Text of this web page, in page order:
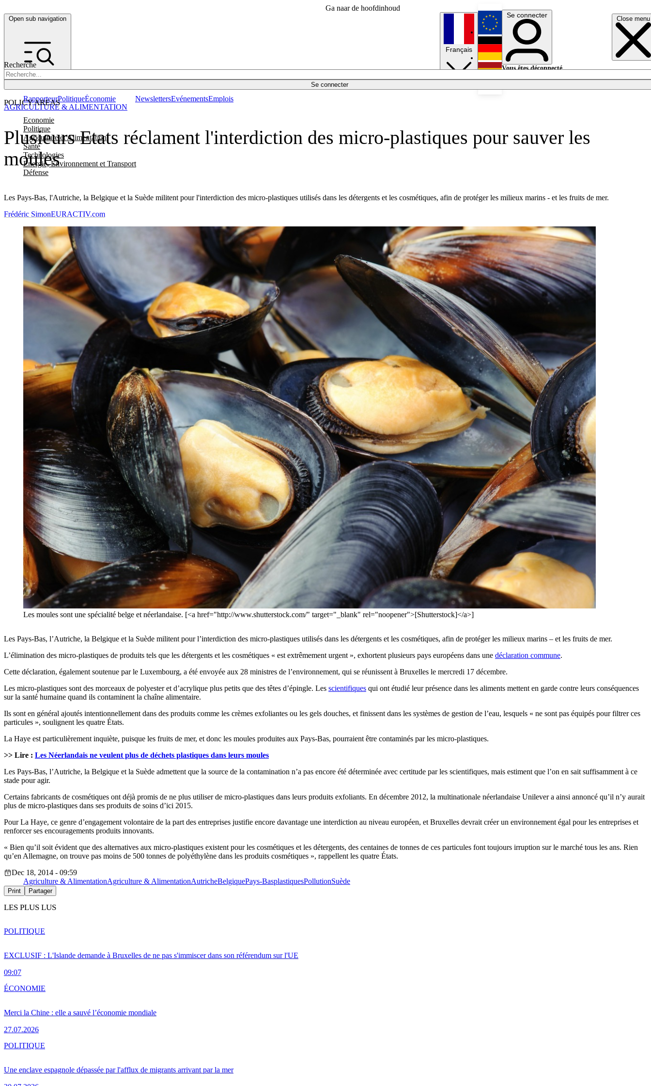
Ga naar de hoofdinhoud
Open sub navigation Close menu
Recherche
Se connecter
POLICY AREAS
Economie
Politique
Agriculture et Alimentation
Santé
Technologies
Energie, Environnement et Transport
Défense
RapporteurPolitiqueÉconomie NewslettersEvénementsEmplois
Français
English
Deutsch
Se connecter
Vous êtes déconnecté.
Plusieurs Etats réclament l'interdiction des micro-plastiques pour sauver les
moules
Les Pays-Bas, l'Autriche, la Belgique et la Suède militent pour l'interdiction des micro-plastiques utilisés dans les détergents et les cosmétiques, afin de protéger les milieux marins - et les fruits de mer.
AGRICULTURE & ALIMENTATION
Frédéric SimonEURACTIV.com
Les moules sont une spécialité belge et néerlandaise. [<a href="http://www.shutterstock.com/" target="_blank" rel="noopener">[Shutterstock]</a>]
Les Pays-Bas, l’Autriche, la Belgique et la Suède militent pour l’interdiction des micro-plastiques utilisés dans les détergents et les cosmétiques, afin de protéger les milieux marins – et les fruits de mer.
L’élimination des micro-plastiques de produits tels que les détergents et les cosmétiques « est extrêmement urgent », exhortent plusieurs pays européens dans une déclaration commune.
Cette déclaration, également soutenue par le Luxembourg, a été envoyée aux 28 ministres de l’environnement, qui se réunissent à Bruxelles le mercredi 17 décembre.
Les micro-plastiques sont des morceaux de polyester et d’acrylique plus petits que des têtes d’épingle. Les scientifiques qui ont étudié leur présence dans les aliments mettent en garde contre leurs conséquences
sur la santé humaine quand ils contaminent la chaîne alimentaire.
Ils sont en général ajoutés intentionnellement dans des produits comme les crèmes exfoliantes ou les gels douches, et finissent dans les systèmes de gestion de l’eau, lesquels « ne sont pas équipés pour filtrer ces
particules », soulignent les quatre États.
La Haye est particulièrement inquiète, puisque les fruits de mer, et donc les moules produites aux Pays-Bas, pourraient être contaminés par les micro-plastiques.
>> Lire : Les Néerlandais ne veulent plus de déchets plastiques dans leurs moules
Les Pays-Bas, l’Autriche, la Belgique et la Suède admettent que la source de la contamination n’a pas encore été déterminée avec certitude par les scientifiques, mais estiment que l’on en sait suffisamment à ce
stade pour agir.
Certains fabricants de cosmétiques ont déjà promis de ne plus utiliser de micro-plastiques dans leurs produits exfoliants. En décembre 2012, la multinationale néerlandaise Unilever a ainsi annoncé qu’il n’y aurait
plus de micro-plastiques dans ses produits de soins d’ici 2015.
Pour La Haye, ce genre d’engagement volontaire de la part des entreprises justifie encore davantage une interdiction au niveau européen, et Bruxelles devrait créer un environnement égal pour les entreprises et
renforcer ses encouragements produits innovants.
« Bien qu’il soit évident que des alternatives aux micro-plastiques existent pour les cosmétiques et les détergents, des centaines de tonnes de ces particules font toujours irruption sur le marché tous les ans. Rien
qu’en Allemagne, on trouve pas moins de 500 tonnes de polyéthylène dans les produits cosmétiques », rappellent les quatre États.
Dec 18, 2014 - 09:59
Agriculture & AlimentationAgriculture & AlimentationAutricheBelgiquePays-BasplastiquesPollutionSuède
Print Partager
LES PLUS LUS
EXCLUSIF : L'Islande demande à Bruxelles de ne pas s'immiscer dans son référendum sur l'UE
09:07
POLITIQUE
Merci la Chine : elle a sauvé l’économie mondiale
27.07.2026
ÉCONOMIE
Une enclave espagnole dépassée par l'afflux de migrants arrivant par la mer
POLITIQUE